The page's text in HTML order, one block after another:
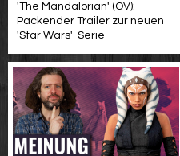
'The Mandalorian' (OV):
Packender Trailer zur neuen
'Star Wars'-Serie